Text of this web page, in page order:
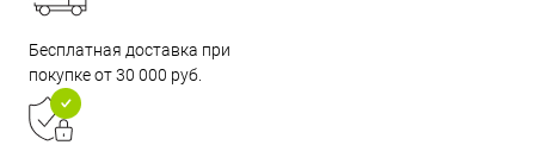
Бесплатная доставка при
покупке от 30 000 руб.